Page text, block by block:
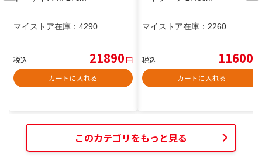
マイストア在庫： 4290
税込 21890円
カートに入れる
マイストア在庫： 2260
税込 11600
カートに入れる
このカテゴリをもっと見る